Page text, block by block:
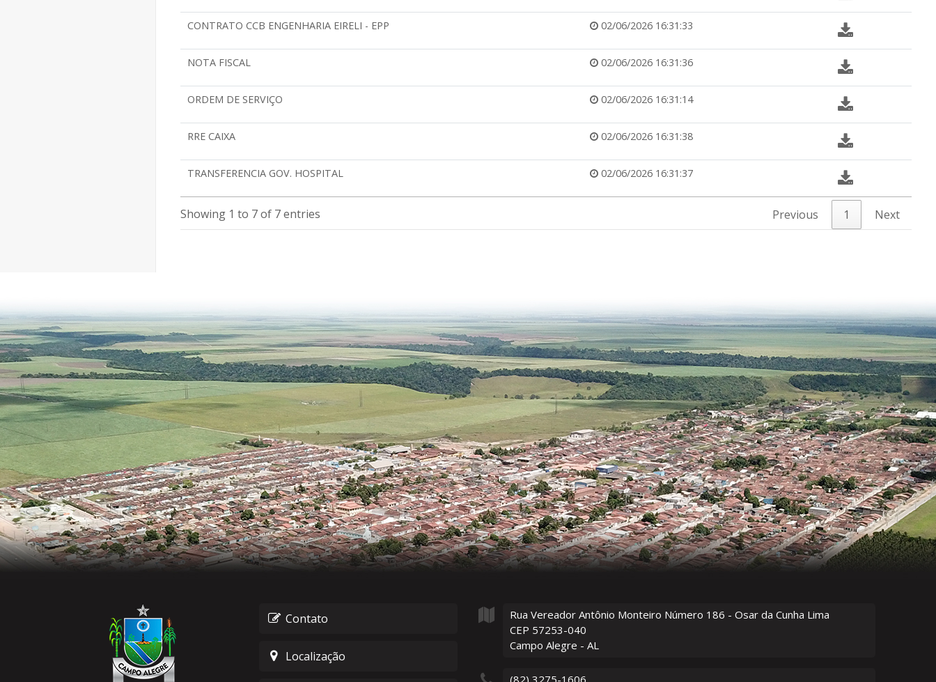
CONTRATO CCB ENGENHARIA EIRELI - EPP 02/06/2026 16:31:33
NOTA FISCAL 02/06/2026 16:31:36
ORDEM DE SERVIÇO 02/06/2026 16:31:14
RRE CAIXA 02/06/2026 16:31:38
TRANSFERENCIA GOV. HOSPITAL 02/06/2026 16:31:37
Showing 1 to 7 of 7 entries Previous 1 Next
Contato
Localização
Rua Vereador Antônio Monteiro Número 186 - Osar da Cunha Lima
CEP 57253-040
Campo Alegre - AL
(82) 3275-1606